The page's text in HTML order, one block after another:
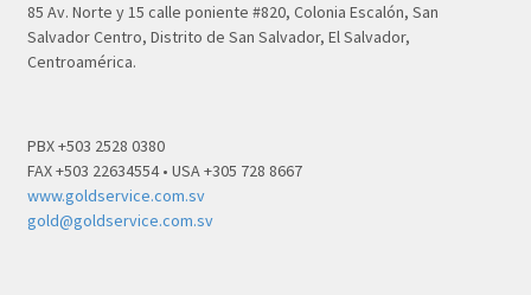
85 Av. Norte y 15 calle poniente #820, Colonia Escalón, San
Salvador Centro, Distrito de San Salvador, El Salvador,
Centroamérica.
PBX +503 2528 0380
FAX +503 22634554 • USA +305 728 8667
www.goldservice.com.sv
gold@goldservice.com.sv